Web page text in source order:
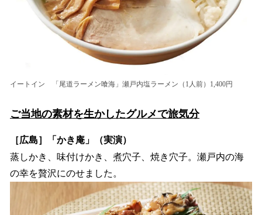
イートイン 「尾道ラーメン喰海」瀬戸内塩ラーメン（1人前）1,400円
ご当地の素材を生かしたグルメで旅気分
［広島］「かき庵」（実演）
蒸しかき、味付けかき、煮穴子、焼き穴子。瀬戸内の海
の幸を贅沢にのせました。